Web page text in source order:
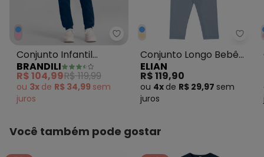
Brandili - Conjunto Infantil
Conjunto Infantil
Menina de Gatinho Azul
BRANDILI
R$ 104,99R$ 119,99
ou 3x de R$ 34,99 sem
juros
Elian
Conjunto Longo Bebê
Menina Ursinha Azul
ELIAN
R$ 119,90
ou 4x de R$ 29,97 sem
juros
Você também pode gostar